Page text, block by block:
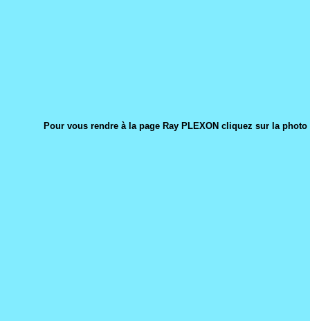
Pour vous rendre à la page Ray PLEXON cliquez sur la photo